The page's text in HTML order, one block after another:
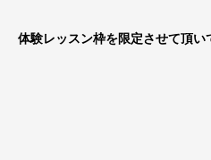
体験レッスン枠を限定させて頂い